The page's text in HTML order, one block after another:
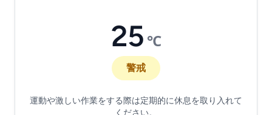
25 ℃
警戒
運動や激しい作業をする際は定期的に休息を取り入れて
ください。